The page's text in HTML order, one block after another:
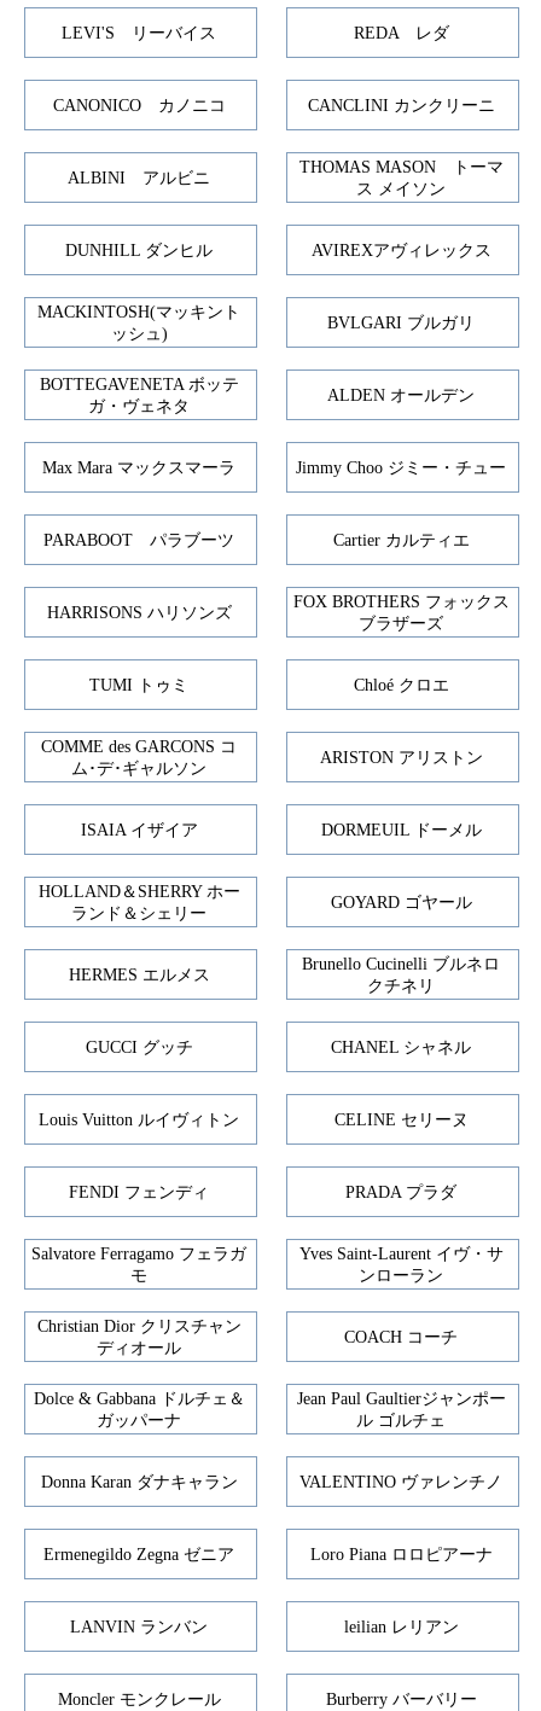
LEVI'S リーバイス REDA レダ
CANONICO カノニコ CANCLINI カンクリーニ
ALBINI アルビニ
THOMAS MASON トーマ
ス メイソン
DUNHILL ダンヒル AVIREXアヴィレックス
MACKINTOSH(マッキント
ッシュ)
BVLGARI ブルガリ
BOTTEGAVENETA ボッテ
ガ・ヴェネタ
ALDEN オールデン
Max Mara マックスマーラ Jimmy Choo ジミー・チュー
PARABOOT パラブーツ Cartier カルティエ
HARRISONS ハリソンズ
FOX BROTHERS フォックス
ブラザーズ
TUMI トゥミ Chloé クロエ
COMME des GARCONS コ
ム･デ･ギャルソン
ARISTON アリストン
ISAIA イザイア DORMEUIL ドーメル
HOLLAND＆SHERRY ホー
ランド＆シェリー
GOYARD ゴヤール
HERMES エルメス
Brunello Cucinelli ブルネロ
クチネリ
GUCCI グッチ CHANEL シャネル
Louis Vuitton ルイヴィトン CELINE セリーヌ
FENDI フェンディ PRADA プラダ
Salvatore Ferragamo フェラガ
モ
Yves Saint-Laurent イヴ・サ
ンローラン
Christian Dior クリスチャン
ディオール
COACH コーチ
Dolce & Gabbana ドルチェ＆
ガッパーナ
Jean Paul Gaultierジャンポー
ル ゴルチェ
Donna Karan ダナキャラン VALENTINO ヴァレンチノ
Ermenegildo Zegna ゼニア Loro Piana ロロピアーナ
LANVIN ランバン leilian レリアン
Moncler モンクレール Burberry バーバリー